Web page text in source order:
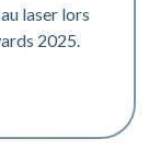
laser lors
2025.